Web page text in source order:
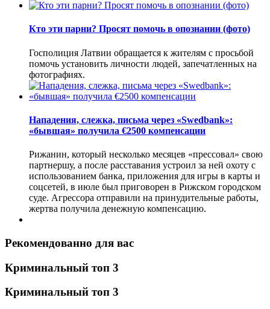
Кто эти парни? Просят помочь в опознании (фото)
Госполиция Латвии обращается к жителям с просьбой
помочь установить личности людей, запечатленных на
фотографиях.
Нападения, слежка, письма через «Swedbank»:
«бывшая» получила €2500 компенсации
Рижанин, который несколько месяцев «прессовал» свою
партнершу, а после расставания устроил за ней охоту с
использованием банка, приложения для игры в карты и
соцсетей, в июле был приговорен в Рижском городском
суде. Агрессора отправили на принудительные работы,
жертва получила денежную компенсацию.
Рекомендованно для вас
Криминальный топ 3
Криминальный топ 3